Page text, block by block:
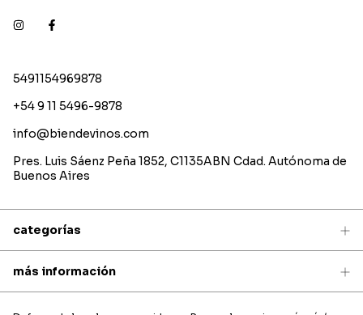
5491154969878
+54 9 11 5496-9878
info@biendevinos.com
Pres. Luis Sáenz Peña 1852, C1135ABN Cdad. Autónoma de
Buenos Aires
categorías
más información